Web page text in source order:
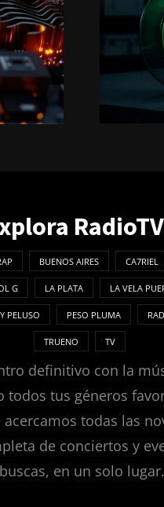
BUENOS AIRES CA7RIEL
G LA PLATA LA VELA
PELUSO PESO PLUMA
TRUENO TV
definitivo con la
tus géneros
todas las
de conciertos y
buscas, en un solo lugar.